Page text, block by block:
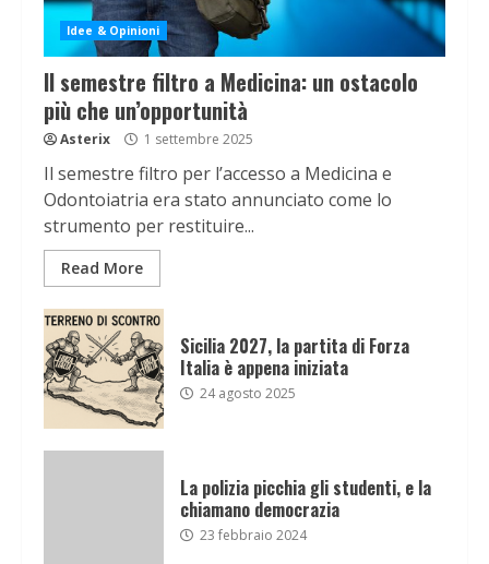
Idee & Opinioni
Il semestre filtro a Medicina: un ostacolo
più che un’opportunità
Asterix 1 settembre 2025
Il semestre filtro per l’accesso a Medicina e
Odontoiatria era stato annunciato come lo
strumento per restituire...
Read More
Sicilia 2027, la partita di Forza
Italia è appena iniziata
24 agosto 2025
La polizia picchia gli studenti, e la
chiamano democrazia
23 febbraio 2024